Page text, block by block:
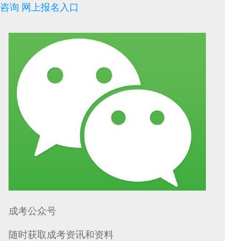
可信网站信用评 网络警察提醒你
咨询 网上报名入口
成考公众号
随时获取成考资讯和资料